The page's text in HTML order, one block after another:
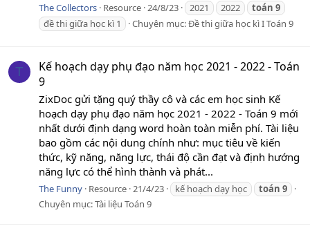
The Collectors Resource 24/8/23 2021 2022 toán 9
đề thi giữa học kì 1
Chuyên mục:Đề thi giữa học kì I Toán 9
T
Kế hoạch dạy phụ đạo năm học 2021 - 2022 - Toán
9
ZixDoc gửi tặng quý thầy cô và các em học sinh Kế
hoạch dạy phụ đạo năm học 2021 - 2022 - Toán 9 mới
nhất dưới định dạng word hoàn toàn miễn phí. Tài liệu
bao gồm các nội dung chính như: mục tiêu về kiến
thức, kỹ năng, năng lực, thái độ cần đạt và định hướng
năng lực có thể hình thành và phát...
The Funny Resource 21/4/23 kế hoạch dạy học toán 9
Chuyên mục:Tài liệu Toán 9